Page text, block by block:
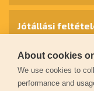
Jótállási
Személyes
About cookies
We use cookies to
performance and